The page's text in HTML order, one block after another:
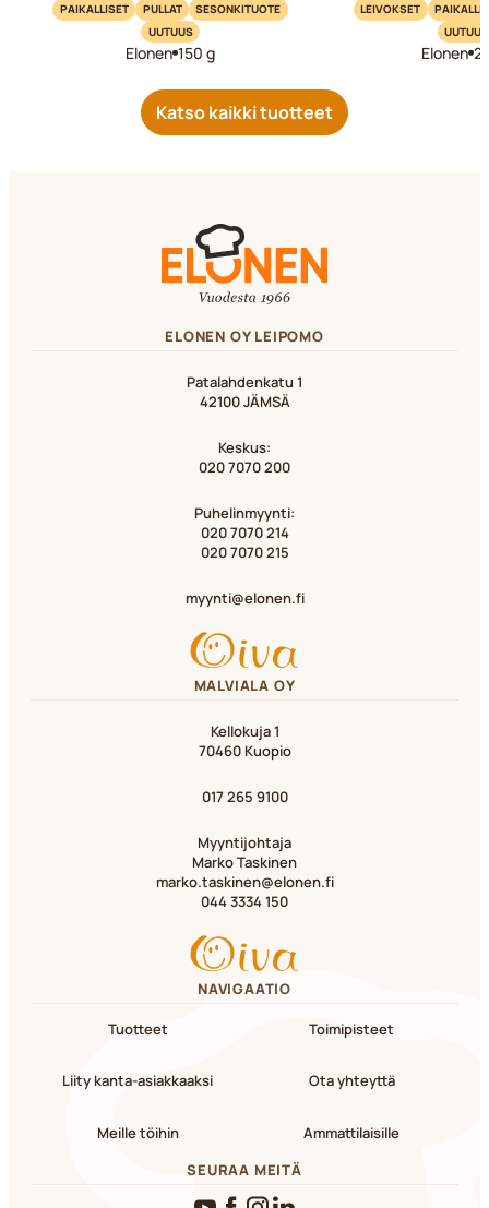
PAIKALLISET PULLAT
SESONKITUOTE
UUTUUS
Elonen 150 g
LEIVOKSET
UUTUUS
Elonen
Katso kaikki tuotteet
ELONEN OY LEIPOMO
Patalahdenkatu 1
42100 JÄMSÄ
Keskus:
020 7070 200
Puhelinmyynti:
020 7070 214
020 7070 215
myynti@elonen.fi
MALVIALA OY
Kellokuja 1
70460 Kuopio
017 265 9100
Myyntijohtaja
Marko Taskinen
marko.taskinen@elonen.fi
044 3334 150
NAVIGAATIO
Tuotteet Toimipisteet
Liity kanta-asiakkaaksi Ota yhteyttä
Meille töihin
Ammattilaisille
SEURAA MEITÄ
YouTubeFacebook
Instagram
LinkedIn